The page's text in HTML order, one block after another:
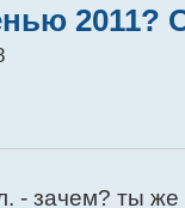
2011?
- зачем? ты